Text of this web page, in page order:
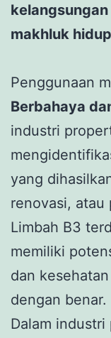
makhluk
Penggunaan
Berbahaya
industri
yang
renovasi, atau
Limbah B3
memiliki
dan
dengan benar.
Dalam